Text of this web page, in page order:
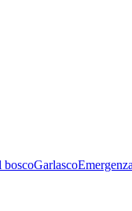
boscoGarlasco